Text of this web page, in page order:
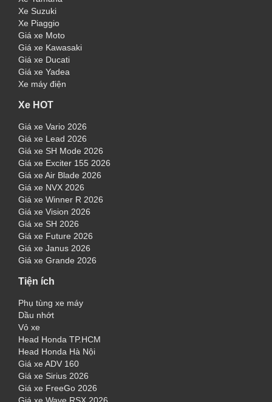
Xe Suzuki
Xe Piaggio
Giá xe Moto
Giá xe Kawasaki
Giá xe Ducati
Giá xe Yadea
Xe máy điện
Xe HOT
Giá xe Vario 2026
Giá xe Lead 2026
Giá xe SH Mode 2026
Giá xe Exciter 155 2026
Giá xe Air Blade 2026
Giá xe NVX 2026
Giá xe Winner R 2026
Giá xe Vision 2026
Giá xe SH 2026
Giá xe Future 2026
Giá xe Janus 2026
Giá xe Grande 2026
Tiện ích
Phụ tùng xe máy
Dầu nhớt
Vỏ xe
Head Honda TP.HCM
Head Honda Hà Nội
Giá xe ADV 160
Giá xe Sirius 2026
Giá xe FreeGo 2026